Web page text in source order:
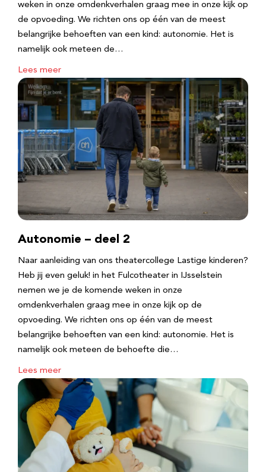
weken in onze omdenkverhalen graag mee in onze kijk op
de opvoeding. We richten ons op één van de meest
belangrijke behoeften van een kind: autonomie. Het is
namelijk ook meteen de…
Lees meer
Autonomie – deel 2
Naar aanleiding van ons theatercollege Lastige kinderen?
Heb jij even geluk! in het Fulcotheater in IJsselstein
nemen we je de komende weken in onze
omdenkverhalen graag mee in onze kijk op de
opvoeding. We richten ons op één van de meest
belangrijke behoeften van een kind: autonomie. Het is
namelijk ook meteen de behoefte die…
Lees meer